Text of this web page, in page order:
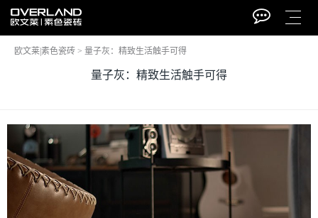
欧文莱|素色瓷砖 > 量子灰：精致生活触手可得
量子灰：精致生活触手可得